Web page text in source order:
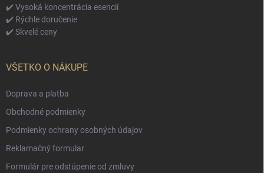
✔️ Vysoká koncentrácia esencií
✔️ Rýchle doručenie
✔️ Skvelé ceny
VŠETKO O NÁKUPE
Doprava a platba
Obchodné podmienky
Podmienky ochrany osobných údajov
Reklamačný formular
Formulár pre odstúpenie od zmluvy